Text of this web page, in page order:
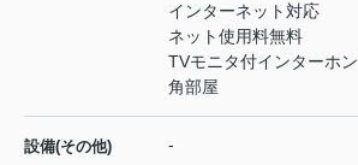
インターネット対応
ネット使用料無料
TVモニタ付インターホン
角部屋
設備(その他) -